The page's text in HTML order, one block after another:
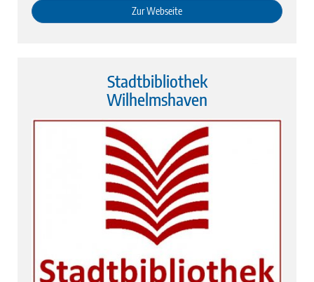
Zur Webseite
Stadtbibliothek
Wilhelmshaven